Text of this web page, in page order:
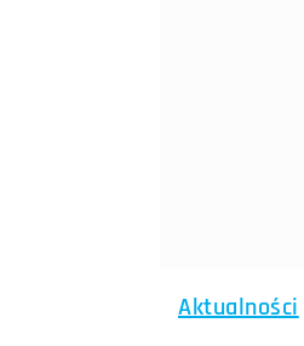
Aktualności